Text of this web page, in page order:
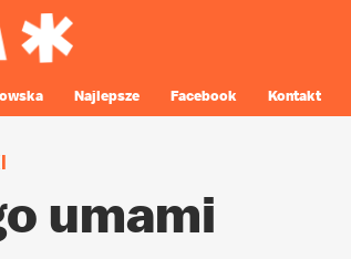
Najlepsze Facebook Kontakt
umami